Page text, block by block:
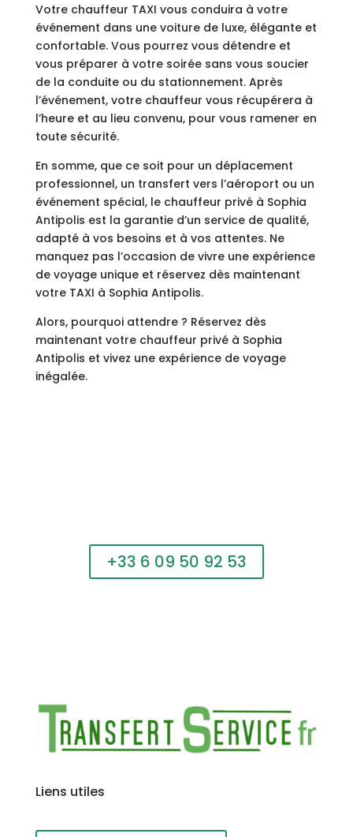
Votre chauffeur TAXI vous conduira à votre
événement dans une voiture de luxe, élégante et
confortable. Vous pourrez vous détendre et
vous préparer à votre soirée sans vous soucier
de la conduite ou du stationnement. Après
l’événement, votre chauffeur vous récupérera à
l’heure et au lieu convenu, pour vous ramener en
toute sécurité.
En somme, que ce soit pour un déplacement
professionnel, un transfert vers l’aéroport ou un
événement spécial, le chauffeur privé à Sophia
Antipolis est la garantie d’un service de qualité,
adapté à vos besoins et à vos attentes. Ne
manquez pas l’occasion de vivre une expérience
de voyage unique et réservez dès maintenant
votre TAXI à Sophia Antipolis.
Alors, pourquoi attendre ? Réservez dès
maintenant votre chauffeur privé à Sophia
Antipolis et vivez une expérience de voyage
inégalée.
+33 6 09 50 92 53
Liens utiles